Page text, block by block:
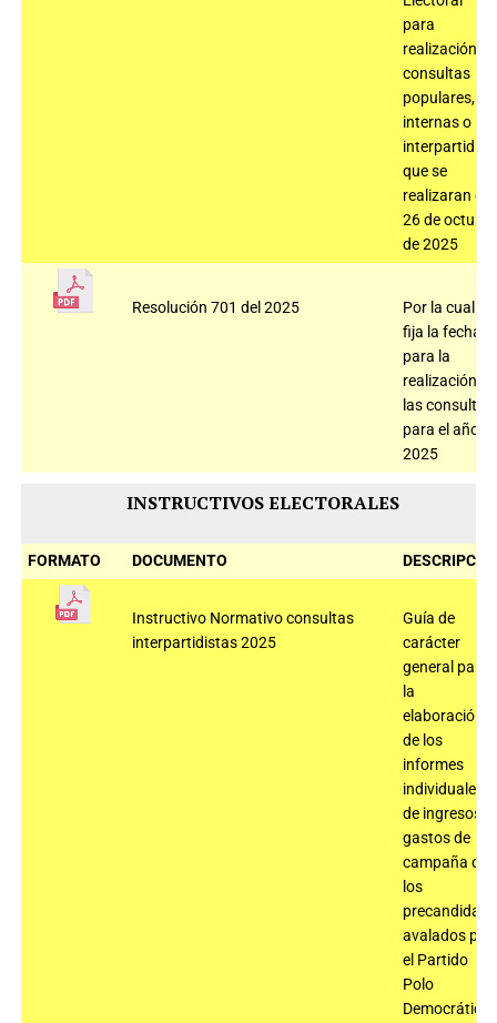
para
realización
consultas
populares,
internas o
que se
realizaran el
26 de octubre
de 2025
Resolución 701 del 2025
Por la cual
fija la fecha
para la
realización de
las consultas
para el año
2025
INSTRUCTIVOS ELECTORALES
FORMATO DOCUMENTO
Instructivo Normativo consultas
interpartidistas 2025
Guía de
carácter
general para
la
elaboración
de los
informes
individuales
de ingresos y
gastos de
campaña de
los
avalados por
el Partido
Polo
Democrático